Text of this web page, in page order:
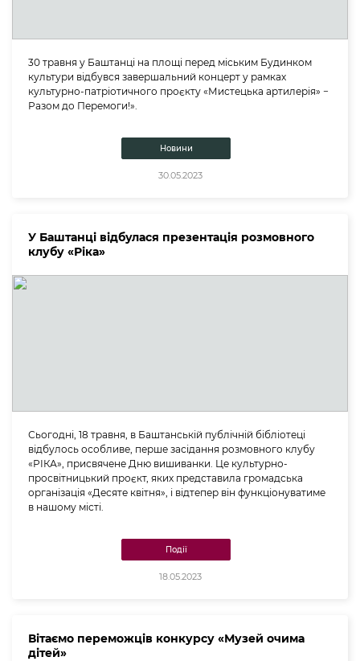
30 травня у Баштанці на площі перед міським Будинком
культури відбувся завершальний концерт у рамках
культурно-патріотичного проєкту «Мистецька артилерія» −
Разом до Перемоги!».
Новини
30.05.2023
У Баштанці відбулася презентація розмовного
клубу «Ріка»
Сьогодні, 18 травня, в Баштанській публічній бібліотеці
відбулось особливе, перше засідання розмовного клубу
«РІКА», присвячене Дню вишиванки. Це культурно-
просвітницький проєкт, яких представила громадська
організація «Десяте квітня», і відтепер він функціонуватиме
в нашому місті.
Події
18.05.2023
Вітаємо переможців конкурсу «Музей очима
дітей»